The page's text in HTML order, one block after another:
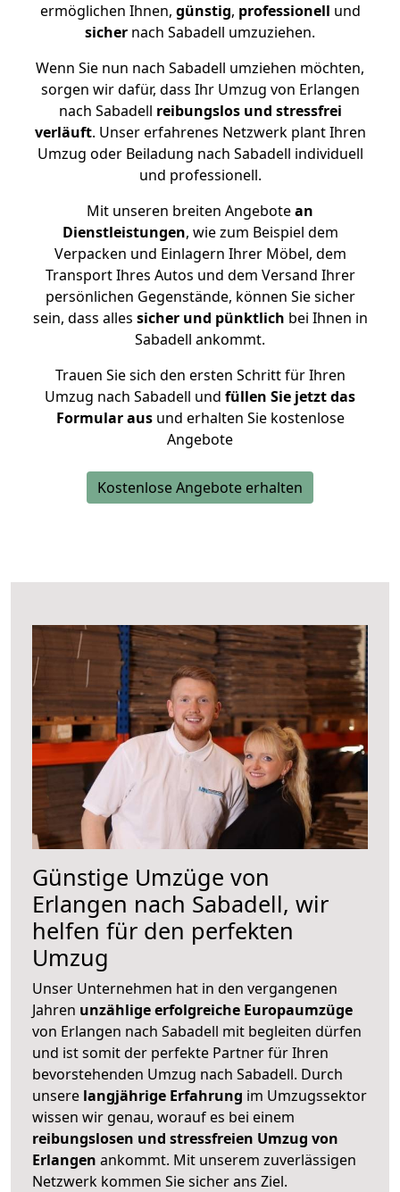
ermöglichen Ihnen, günstig, professionell und
sicher nach Sabadell umzuziehen.
Wenn Sie nun nach Sabadell umziehen möchten,
sorgen wir dafür, dass Ihr Umzug von Erlangen
nach Sabadell reibungslos und stressfrei
verläuft. Unser erfahrenes Netzwerk plant Ihren
Umzug oder Beiladung nach Sabadell individuell
und professionell.
Mit unseren breiten Angebotean
Dienstleistungen, wie zum Beispiel dem
Verpacken und Einlagern Ihrer Möbel, dem
Transport Ihres Autos und dem Versand Ihrer
persönlichen Gegenstände, können Sie sicher
sein, dass alles sicher und pünktlich bei Ihnen in
Sabadell ankommt.
Trauen Sie sich den ersten Schritt für Ihren
Umzug nach Sabadell und füllen Sie jetzt das
Formular ausund erhalten Sie kostenlose
Angebote
Kostenlose Angebote erhalten
Günstige Umzüge von
Erlangen nach Sabadell, wir
helfen für den perfekten
Umzug
Unser Unternehmen hat in den vergangenen
Jahren unzählige erfolgreiche Europaumzüge
von Erlangen nach Sabadell mit begleiten dürfen
und ist somit der perfekte Partner für Ihren
bevorstehenden Umzug nach Sabadell. Durch
unsere langjährige Erfahrung im Umzugssektor
wissen wir genau, worauf es bei einem
reibungslosen und stressfreien Umzug von
Erlangen ankommt. Mit unserem zuverlässigen
Netzwerk kommen Sie sicher ans Ziel.